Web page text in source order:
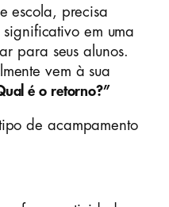
escola, precisa
significativo em uma
para seus alunos.
vem à sua
é o retorno?”
de acampamento